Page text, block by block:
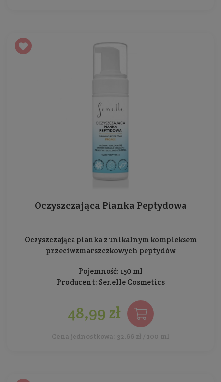
Oczyszczająca Pianka Peptydowa
Oczyszczająca pianka z unikalnym kompleksem
przeciwzmarszczkowych peptydów
Pojemność: 150 ml
Producent: Senelle Cosmetics
48,99 zł
Cena jednostkowa: 32,66 zł / 100 ml